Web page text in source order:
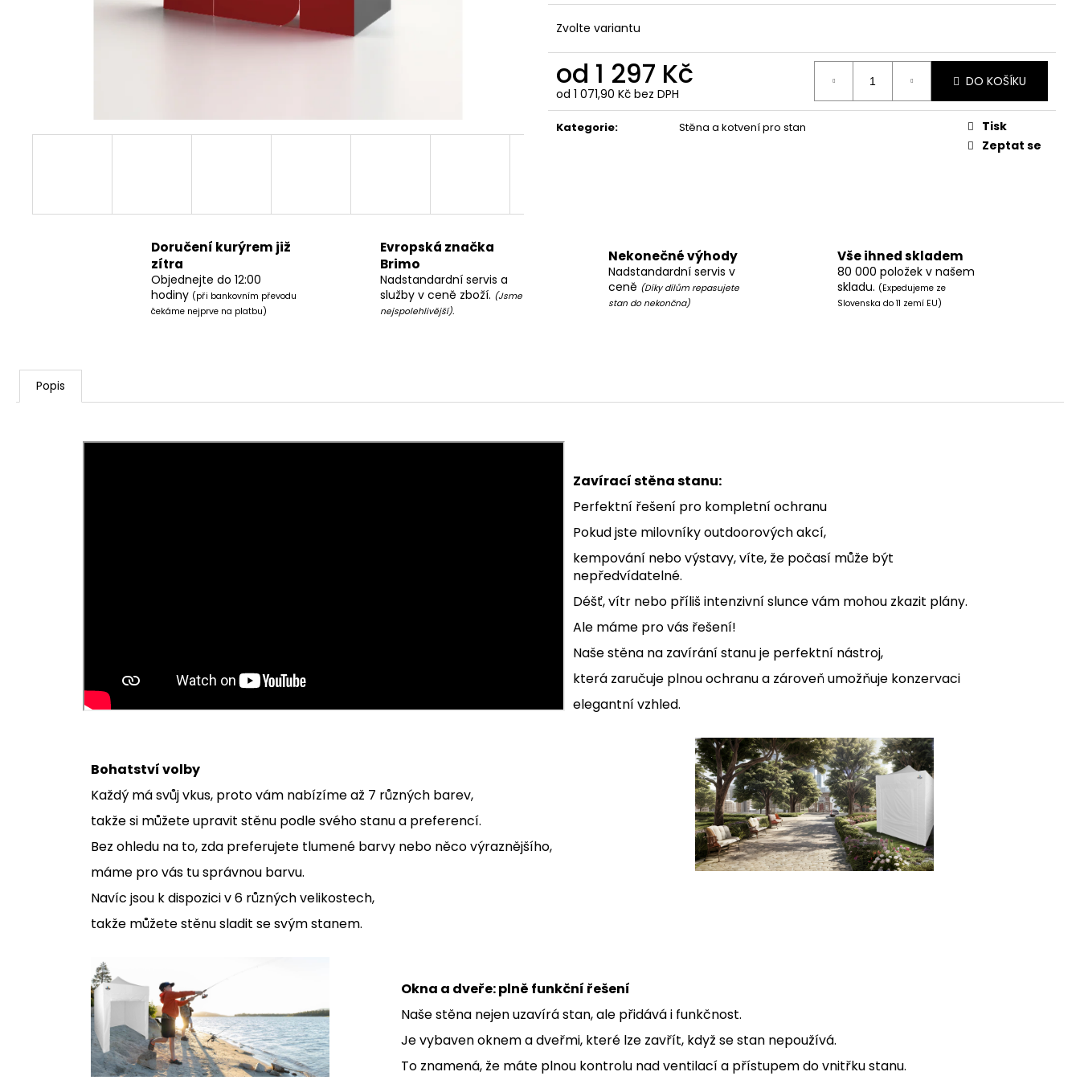
Zvolte variantu
od 1 297 Kč
od 1 071,90 Kč bez DPH
Měrná
cena:
DO KOŠÍKU
Kategorie: Stěna a kotvení pro stan
Tisk
Zeptat se
Doručení kurýrem již
zítra
Objednejte do 12:00
hodiny (při bankovním převodu
čekáme nejprve na platbu)
Evropská značka
Brimo
Nadstandardní servis a
služby v ceně zboží. (Jsme
nejspolehlivější).
Nekonečné výhody
Nadstandardní servis v
ceně (Díky dílům repasujete
stan do nekončna)
Vše ihned skladem
80 000 položek v našem
skladu. (Expedujeme ze
Slovenska do 11 zemí EU)
Popis
Zavírací stěna stanu:
Perfektní řešení pro kompletní ochranu
Pokud jste milovníky outdoorových akcí,
kempování nebo výstavy, víte, že počasí může být
nepředvídatelné.
Déšť, vítr nebo příliš intenzivní slunce vám mohou zkazit plány.
Ale máme pro vás řešení!
Naše stěna na zavírání stanu je perfektní nástroj,
která zaručuje plnou ochranu a zároveň umožňuje konzervaci
elegantní vzhled.
Bohatství volby
Každý má svůj vkus, proto vám nabízíme až 7 různých barev,
takže si můžete upravit stěnu podle svého stanu a preferencí.
Bez ohledu na to, zda preferujete tlumené barvy nebo něco výraznějšího,
máme pro vás tu správnou barvu.
Navíc jsou k dispozici v 6 různých velikostech,
takže můžete stěnu sladit se svým stanem.
Okna a dveře: plně funkční řešení
Naše stěna nejen uzavírá stan, ale přidává i funkčnost.
Je vybaven oknem a dveřmi, které lze zavřít, když se stan nepoužívá.
To znamená, že máte plnou kontrolu nad ventilací a přístupem do vnitřku stanu.